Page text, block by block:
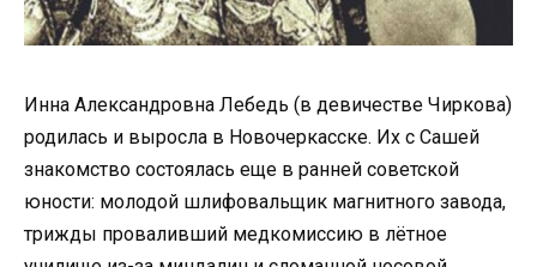
Инна Александровна Лебедь (в девичестве Чиркова)
родилась и выросла в Новочеркасске. Их с Сашей
знакомство состоялась еще в ранней советской
юности: молодой шлифовальщик магнитного завода,
трижды проваливший медкомиссию в лётное